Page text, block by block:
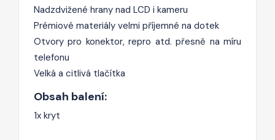
Nadzdvižené hrany nad LCD i kameru
Prémiové materiály velmi příjemné na dotek
Otvory pro konektor, repro atd. přesně na míru
telefonu
Velká a citlivá tlačítka
Obsah balení:
1x kryt